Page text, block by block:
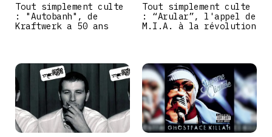
Tout simplement culte
: "Autobanh", de
Kraftwerk a 50 ans
Tout simplement culte
: “Arular”, l'appel de
M.I.A. à la révolution